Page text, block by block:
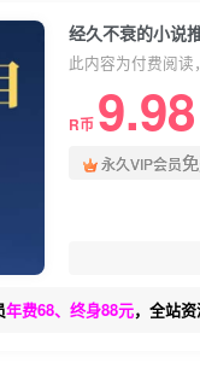
此内容为付费阅读
R币 9.98
永久VIP会员
年费68、终身88元，全站